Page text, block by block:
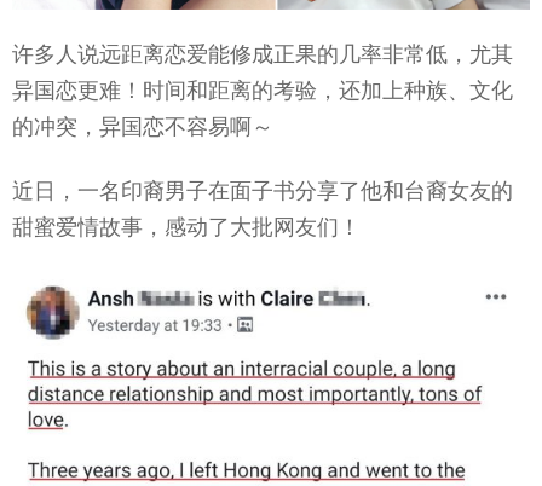
许多人说远距离恋爱能修成正果的几率非常低，尤其
异国恋更难！时间和距离的考验，还加上种族、文化
的冲突，异国恋不容易啊～
近日，一名印裔男子在面子书分享了他和台裔女友的
甜蜜爱情故事，感动了大批网友们！